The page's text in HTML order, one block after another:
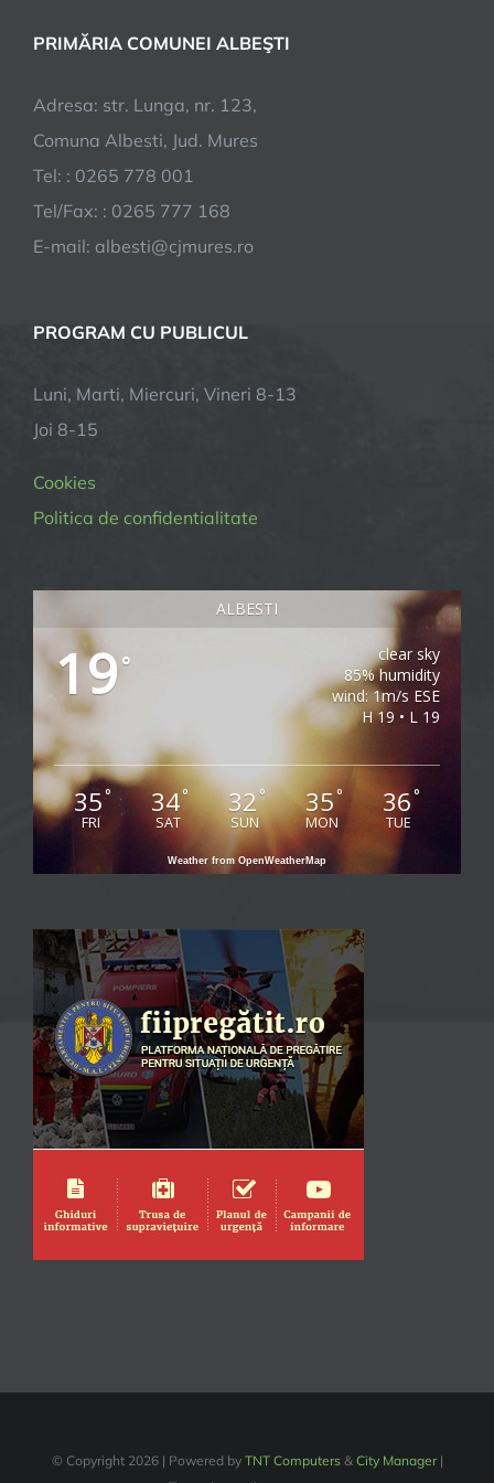
PRIMĂRIA COMUNEI ALBEŞTI
Adresa: str. Lunga, nr. 123,
Comuna Albesti, Jud. Mures
Tel: : 0265 778 001
Tel/Fax: : 0265 777 168
E-mail: albesti@cjmures.ro
PROGRAM CU PUBLICUL
Luni, Marti, Miercuri, Vineri 8-13
Joi 8-15
Cookies
Politica de confidentialitate
ALBESTI
19°
clear sky
85% humidity
wind: 1m/s ESE
H 19 • L 19
35°
FRI
34°
SAT
32°
SUN
35°
MON
36°
TUE
Weather from OpenWeatherMap
© Copyright 2026 | Powered by TNT Computers& City Manager|